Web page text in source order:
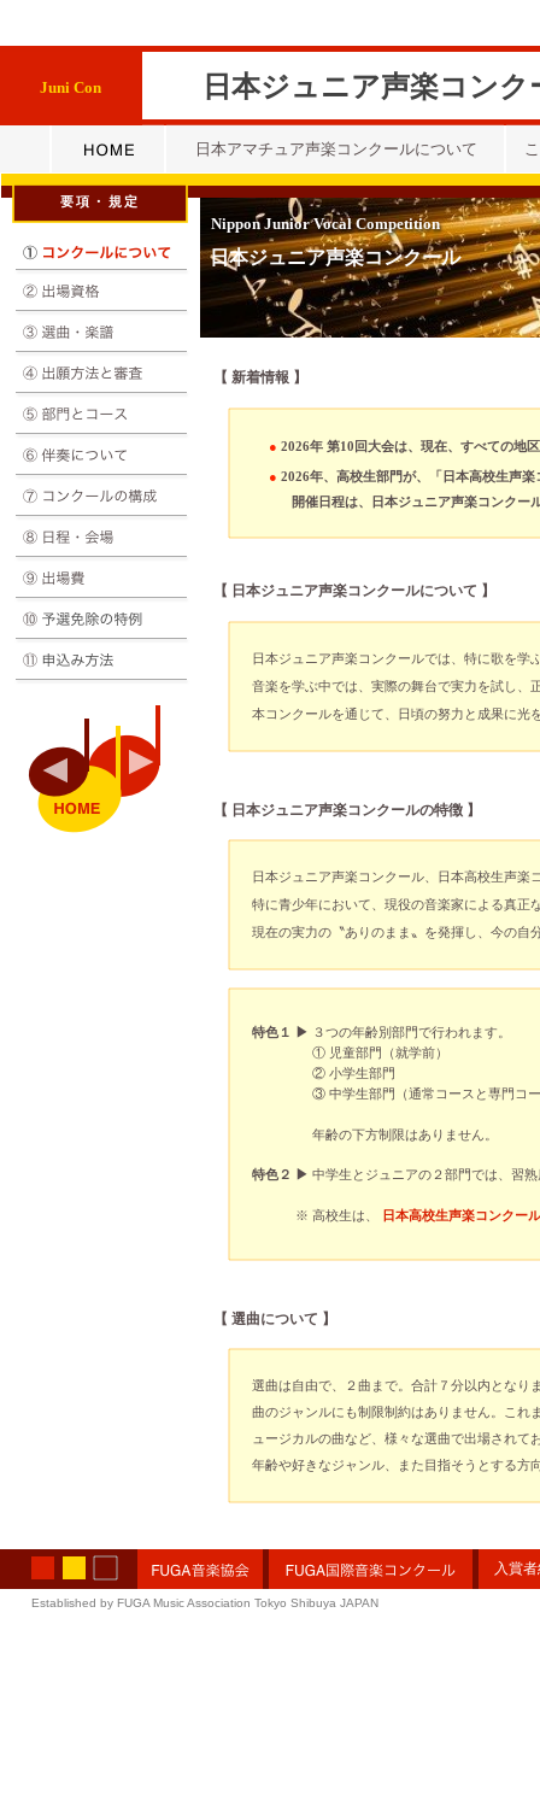
日本ジュニア声楽コンク
Juni Con
Nippon Junior Vocal Competition
要項・規定
日本アマチュア声楽コンクールについて
Established by FUGA Music Association Tokyo Shibuya JAPAN
入賞
日本ジュニア声楽コンクール
日本ジュニア声楽コンクールでは、特に歌を学
音楽を学ぶ中では、実際の舞台で実力を試し、
本コンクールを通じて、日頃の努力と成果に光
特色１ ▶︎ ３つの年齢別部門で行われます。
① 児童部門（就学前）
② 小学生部門
③ 中学生部門（通常コースと専門コー
年齢の下方制限はありません。
特色２ ▶︎ 中学生とジュニアの２部門では、習
※ 高校生は、 日本高校生声楽コンクール
【 日本ジュニア声楽コンクールについて 】
【 日本ジュニア声楽コンクールの特徴 】
日本ジュニア声楽コンクール、日本高校生声楽
特に青少年において、現役の音楽家による真正
現在の実力の〝ありのまま〟を発揮し、今の自
【 選曲について 】
選曲は自由で、２曲まで。合計７分以内となり
曲のジャンルにも制限制約はありません。これ
ュージカルの曲など、様々な選曲で出場されて
年齢や好きなジャンル、また目指そうとする方
● 2026年 第10回大会は、現在、すべての地
● 2026年、高校生部門が、「日本高校生声
開催日程は、日本ジュニア声楽コンクール
【 新着情報 】